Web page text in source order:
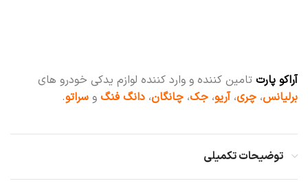
آراکو پارت تامین کننده و وارد کننده لوازم یدکی خودرو های
برلیانس، چری،آریو، جک، چانگان، دانگ فنگ و سراتو.
توضیحات تکمیلی